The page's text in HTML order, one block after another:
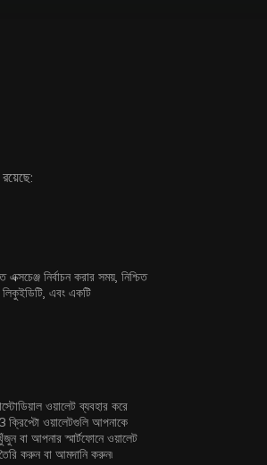
নির্বাচন করার সময়, নিশ্চিত
এবং একটি
ওয়ালেট ব্যবহার করে
ক্রিপ্টো ওয়ালেটগুলি আপনাকে
বা আপনার স্মার্টফোনে ওয়ালেট
করুন বা আমদানি করুন৷